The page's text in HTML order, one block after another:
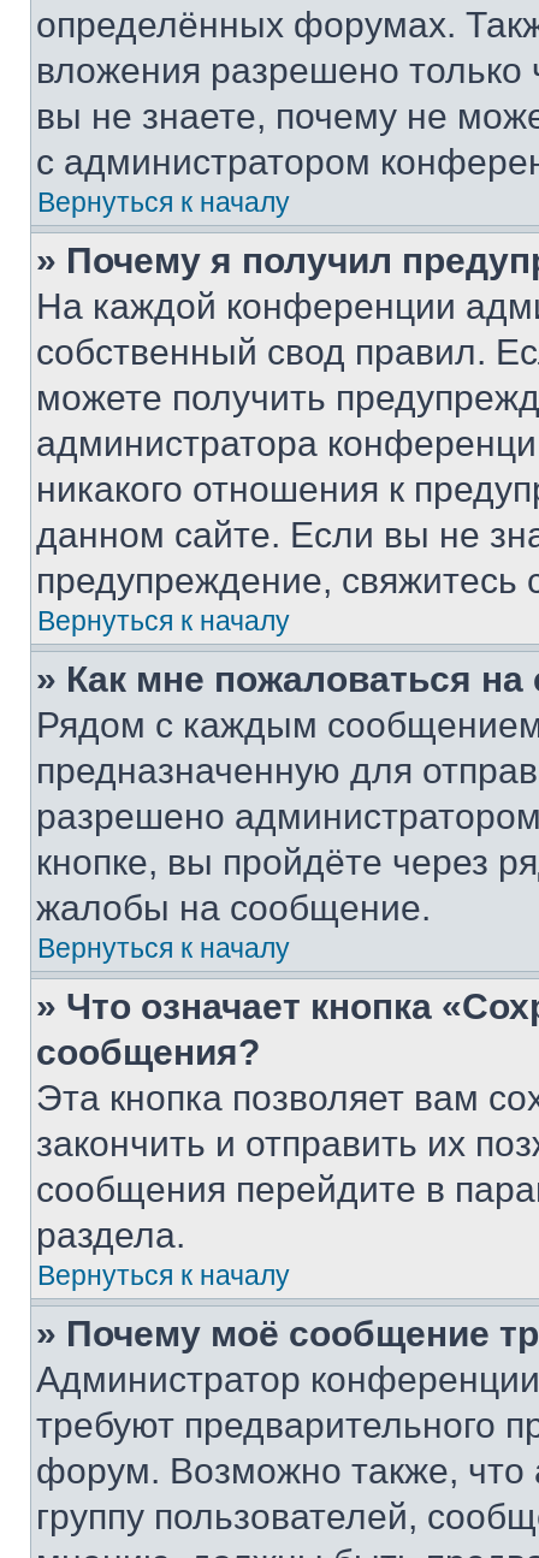
определённых форумах.
вложения разрешено
вы не знаете, почему не
с администратором
Вернуться к началу
» Почему я получил
На каждой конференции
собственный свод правил.
можете получить
администратора
никакого отношения к
данном сайте. Если вы не
предупреждение,
Вернуться к началу
» Как мне пожаловаться
Рядом с каждым сообщением
предназначенную для
разрешено
кнопке, вы пройдёте через
жалобы на сообщение.
Вернуться к началу
» Что означает кнопка
сообщения?
Эта кнопка позволяет вам
закончить и отправить их
сообщения перейдите в
раздела.
Вернуться к началу
» Почему моё сообщение
Администратор
требуют предварительного
форум. Возможно также, что
группу пользователей,